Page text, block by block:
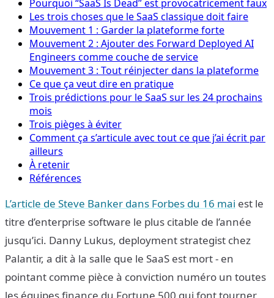
Pourquoi “SaaS Is Dead” est provocatricement faux
Les trois choses que le SaaS classique doit faire
Mouvement 1 : Garder la plateforme forte
Mouvement 2 : Ajouter des Forward Deployed AI
Engineers comme couche de service
Mouvement 3 : Tout réinjecter dans la plateforme
Ce que ça veut dire en pratique
Trois prédictions pour le SaaS sur les 24 prochains
mois
Trois pièges à éviter
Comment ça s’articule avec tout ce que j’ai écrit par
ailleurs
À retenir
Références
L’article de Steve Banker dans Forbes du 16 mai est le
titre d’enterprise software le plus citable de l’année
jusqu’ici. Danny Lukus, deployment strategist chez
Palantir, a dit à la salle que le SaaS est mort - en
pointant comme pièce à conviction numéro un toutes
les équipes finance du Fortune 500 qui font tourner